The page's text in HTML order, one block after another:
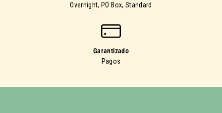
Overnight, PO Box, Standard
Garantizado
Pagos